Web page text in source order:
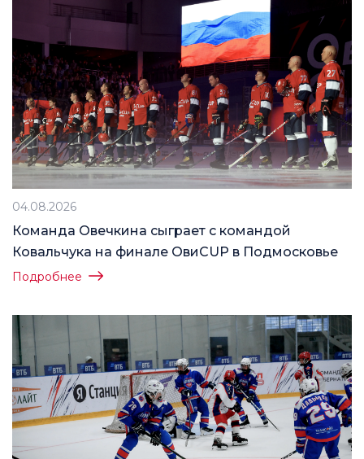
04.08.2026
Команда Овечкина сыграет с командой
Ковальчука на финале ОвиCUP в Подмосковье
Подробнее